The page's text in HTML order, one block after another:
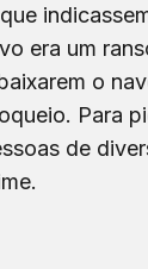
que
era um
o
Para
de